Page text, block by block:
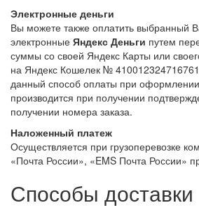
Электронные деньги
Вы можете также оплатить выбранный
электронные Яндекс Деньги путем
суммы со своей Яндекс Карты или
на Яндекс Кошелек №
данный способ оплаты при
производится при получении
получении номера заказа.
Наложенный платеж
Осуществляется при грузоперевозке
«Почта России», «EMS Почта России»
Способы доставки